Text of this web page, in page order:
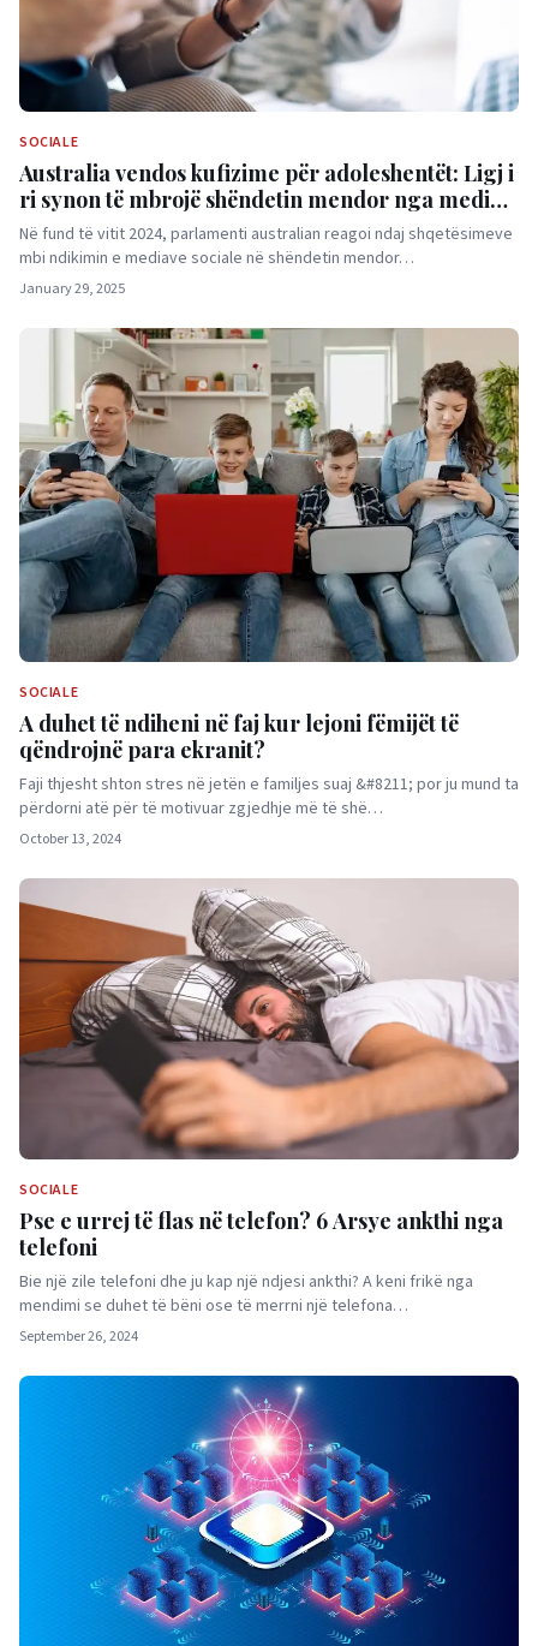
SOCIALE
Australia vendos kufizime për adoleshentët: Ligj i
ri synon të mbrojë shëndetin mendor nga mediat
sociale
Në fund të vitit 2024, parlamenti australian reagoi ndaj shqetësimeve
mbi ndikimin e mediave sociale në shëndetin mendor…
January 29, 2025
SOCIALE
A duhet të ndiheni në faj kur lejoni fëmijët të
qëndrojnë para ekranit?
Faji thjesht shton stres në jetën e familjes suaj &#8211; por ju mund ta
përdorni atë për të motivuar zgjedhje më të shë…
October 13, 2024
SOCIALE
Pse e urrej të flas në telefon? 6 Arsye ankthi nga
telefoni
Bie një zile telefoni dhe ju kap një ndjesi ankthi? A keni frikë nga
mendimi se duhet të bëni ose të merrni një telefona…
September 26, 2024